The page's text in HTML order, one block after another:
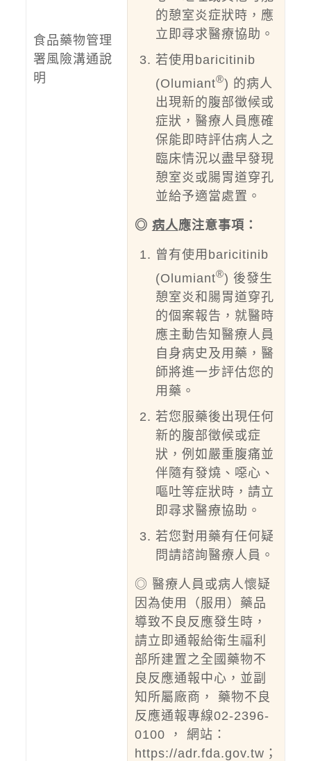
食品藥物管理
署風險溝通說
明
的憩室炎症狀時，應
立即尋求醫療協助。
若使用baricitinib
(Olumiant®) 的病人
出現新的腹部徵候或
症狀，醫療人員應確
保能即時評估病人之
臨床情況以盡早發現
憩室炎或腸胃道穿孔
並給予適當處置。
◎ 病人應注意事項：
曾有使用baricitinib
(Olumiant®) 後發生
憩室炎和腸胃道穿孔
的個案報告，就醫時
應主動告知醫療人員
自身病史及用藥，醫
師將進一步評估您的
用藥。
若您服藥後出現任何
新的腹部徵候或症
狀，例如嚴重腹痛並
伴隨有發燒、噁心、
嘔吐等症狀時，請立
即尋求醫療協助。
若您對用藥有任何疑
問請諮詢醫療人員。
◎ 醫療人員或病人懷疑
因為使用（服用）藥品
導致不良反應發生時，
請立即通報給衛生福利
部所建置之全國藥物不
良反應通報中心，並副
知所屬廠商， 藥物不良
反應通報專線02-2396-
0100 ， 網站：
https://adr.fda.gov.tw ；